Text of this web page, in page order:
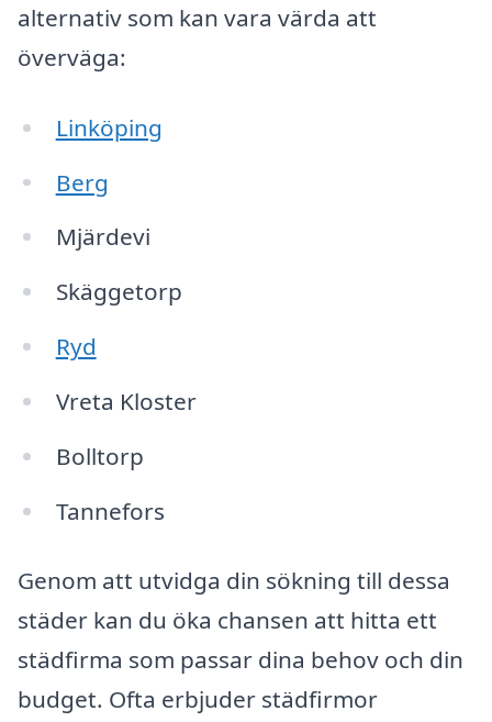
alternativ som kan vara värda att
överväga:
Linköping
Berg
Mjärdevi
Skäggetorp
Ryd
Vreta Kloster
Bolltorp
Tannefors
Genom att utvidga din sökning till dessa
städer kan du öka chansen att hitta ett
städfirma som passar dina behov och din
budget. Ofta erbjuder städfirmor